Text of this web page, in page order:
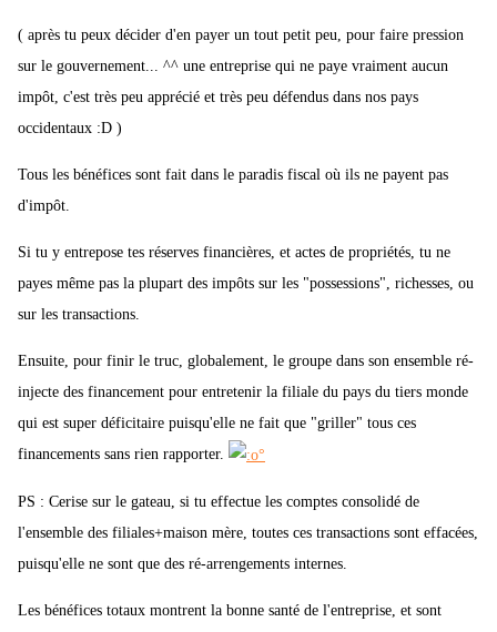
( après tu peux décider d'en payer un tout petit peu, pour faire pression
sur le gouvernement... ^^ une entreprise qui ne paye vraiment aucun
impôt, c'est très peu apprécié et très peu défendus dans nos pays
occidentaux :D )
Tous les bénéfices sont fait dans le paradis fiscal où ils ne payent pas
d'impôt.
Si tu y entrepose tes réserves financières, et actes de propriétés, tu ne
payes même pas la plupart des impôts sur les "possessions", richesses, ou
sur les transactions.
Ensuite, pour finir le truc, globalement, le groupe dans son ensemble ré-
injecte des financement pour entretenir la filiale du pays du tiers monde
qui est super déficitaire puisqu'elle ne fait que "griller" tous ces
financements sans rien rapporter.
PS : Cerise sur le gateau, si tu effectue les comptes consolidé de
l'ensemble des filiales+maison mère, toutes ces transactions sont effacées,
puisqu'elle ne sont que des ré-arrengements internes.
Les bénéfices totaux montrent la bonne santé de l'entreprise, et sont